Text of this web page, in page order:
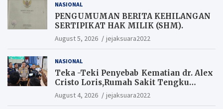
NASIONAL
PENGUMUMAN BERITA KEHILANGAN
SERTIPIKAT HAK MILIK (SHM).
August 5, 2026 jejaksuara2022
NASIONAL
Teka -Teki Penyebab Kematian dr. Alex
Cristo Loris,Rumah Sakit Tengku
Rafian Siak Terjawab Sudah Hasil
Penyelidikan Menyatakan Korban
August 4, 2026 jejaksuara2022